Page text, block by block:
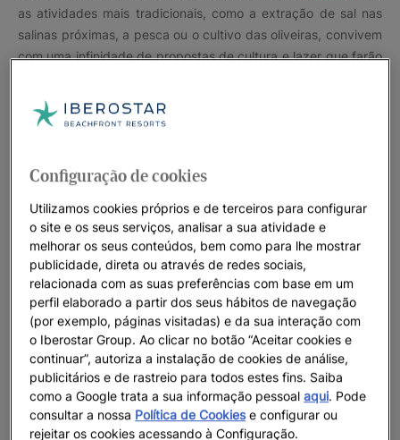
as atividades mais tradicionais, como a extração de sal nas
salinas próximas, a pesca ou o cultivo das oliveiras, convivem
com uma infinidade de propostas de cultura e lazer que farão
singular.
Configuração de cookies
Utilizamos cookies próprios e de terceiros para configurar
o site e os seus serviços, analisar a sua atividade e
melhorar os seus conteúdos, bem como para lhe mostrar
publicidade, direta ou através de redes sociais,
relacionada com as suas preferências com base em um
perfil elaborado a partir dos seus hábitos de navegação
(por exemplo, páginas visitadas) e da sua interação com
o Iberostar Group. Ao clicar no botão “Aceitar cookies e
continuar”, autoriza a instalação de cookies de análise,
publicitários e de rastreio para todos estes fins. Saiba
como a Google trata a sua informação pessoalaqui. Pode
consultar a nossa Política de Cookiese configurar ou
rejeitar os cookies acessando à Configuração.